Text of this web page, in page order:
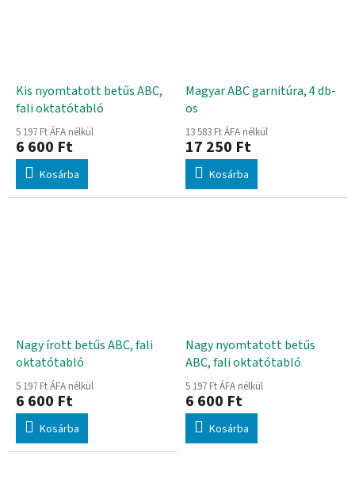
Kis nyomtatott betűs ABC,
fali oktatótabló
5 197 Ft ÁFA nélkül
6 600 Ft
Kosárba
Magyar ABC garnitúra, 4 db-
os
13 583 Ft ÁFA nélkül
17 250 Ft
Kosárba
Nagy írott betűs ABC, fali
oktatótabló
5 197 Ft ÁFA nélkül
6 600 Ft
Kosárba
Nagy nyomtatott betűs
ABC, fali oktatótabló
5 197 Ft ÁFA nélkül
6 600 Ft
Kosárba